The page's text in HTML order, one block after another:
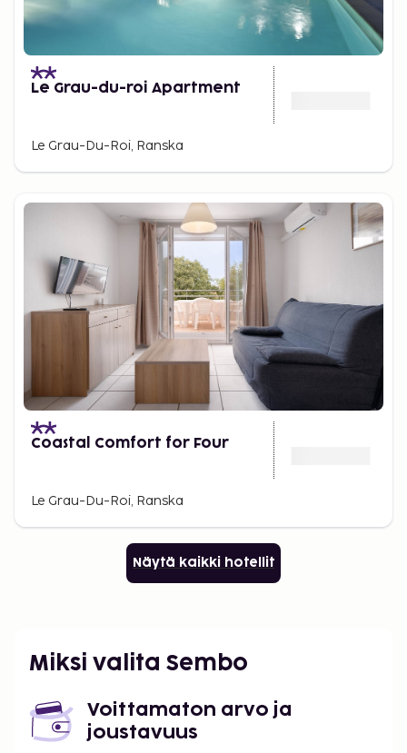
Le Grau-du-roi Apartment
Le Grau-Du-Roi, Ranska
Coastal Comfort for Four
Le Grau-Du-Roi, Ranska
Näytä kaikki hotellit
Miksi valita Sembo
Voittamaton arvo ja
joustavuus